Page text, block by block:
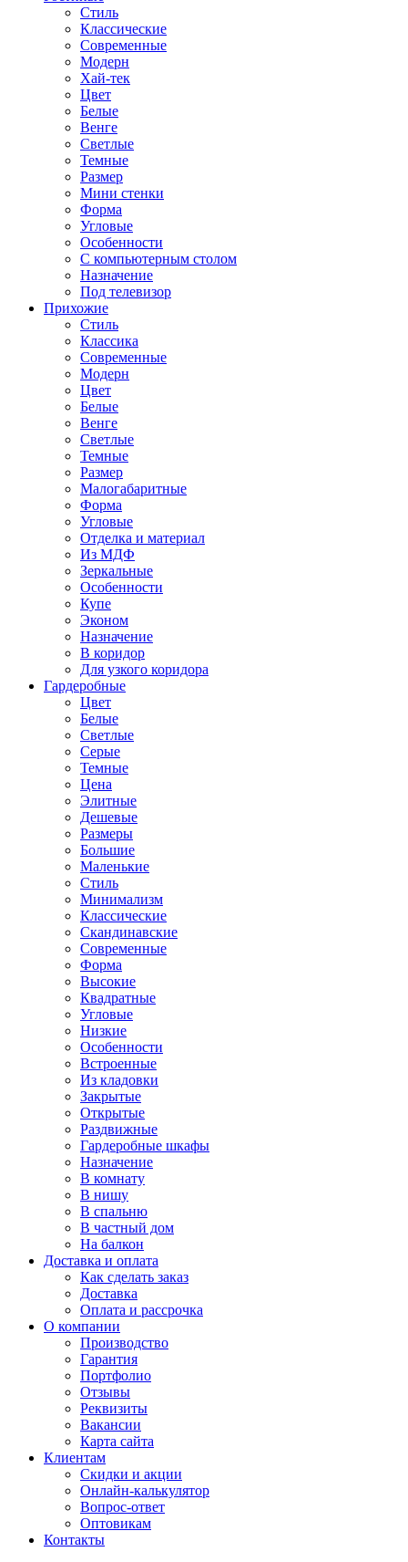
Стиль
Классические
Современные
Модерн
Хай-тек
Цвет
Белые
Венге
Светлые
Темные
Размер
Мини стенки
Форма
Угловые
Особенности
С компьютерным столом
Назначение
Под телевизор
Прихожие
Стиль
Классика
Современные
Модерн
Цвет
Белые
Венге
Светлые
Темные
Размер
Малогабаритные
Форма
Угловые
Отделка и материал
Из МДФ
Зеркальные
Особенности
Купе
Эконом
Назначение
В коридор
Для узкого коридора
Гардеробные
Цвет
Белые
Светлые
Серые
Темные
Цена
Элитные
Дешевые
Размеры
Большие
Маленькие
Стиль
Минимализм
Классические
Скандинавские
Современные
Форма
Высокие
Квадратные
Угловые
Низкие
Особенности
Встроенные
Из кладовки
Закрытые
Открытые
Раздвижные
Гардеробные шкафы
Назначение
В комнату
В нишу
В спальню
В частный дом
На балкон
Доставка и оплата
Как сделать заказ
Доставка
Оплата и рассрочка
О компании
Производство
Гарантия
Портфолио
Отзывы
Реквизиты
Вакансии
Карта сайта
Клиентам
Скидки и акции
Онлайн-калькулятор
Вопрос-ответ
Оптовикам
Контакты